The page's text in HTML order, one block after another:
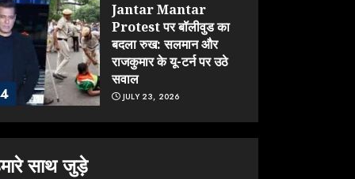
4
Jantar Mantar
Protest पर बॉलीवुड का
बदला रुख: सलमान और
राजकुमार के यू-टर्न पर उठे
सवाल
JULY 23, 2026
ONGC के खजाने से RSS
साथ जुड़े